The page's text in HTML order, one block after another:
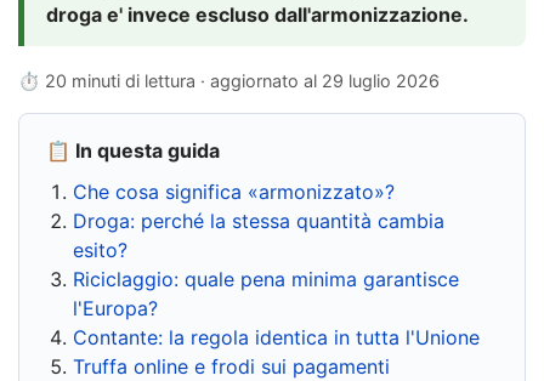
droga e' invece escluso dall'armonizzazione.
⏱ 20 minuti di lettura · aggiornato al 29 luglio 2026
📋 In questa guida
Che cosa significa «armonizzato»?
Droga: perché la stessa quantità cambia
esito?
Riciclaggio: quale pena minima garantisce
l'Europa?
Contante: la regola identica in tutta l'Unione
Truffa online e frodi sui pagamenti